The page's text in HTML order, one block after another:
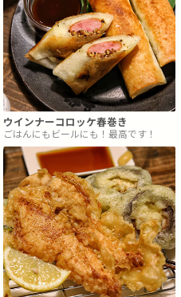
ウインナーコロッケ春巻き
ごはんにもビールにも！最高です！